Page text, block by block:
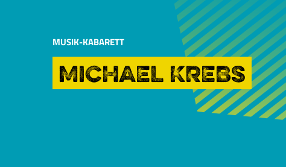
MUSIK-KABARETT
MICHAEL KREBS